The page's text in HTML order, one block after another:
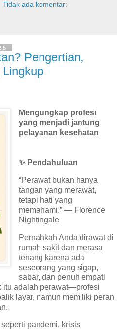
Tidak ada komentar:
Pengertian,
Mengungkap profesi
yang menjadi jantung
pelayanan kesehatan
✨Pendahuluan
“Perawat bukan hanya
tangan yang merawat,
tetapi hati yang
memahami.” — Florence
Nightingale
Pernahkah Anda dirawat di
rumah sakit dan merasa
tenang karena ada
seseorang yang sigap,
sabar, dan penuh empati
itu adalah perawat—profesi
layar, namun memiliki peran
pandemi, krisis